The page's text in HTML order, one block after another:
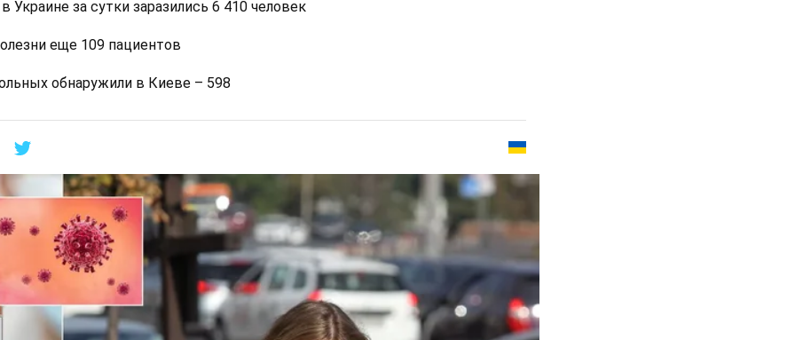
Украине за сутки заразились 6 410 человек
еще 109 пациентов
обнаружили в Киеве – 598